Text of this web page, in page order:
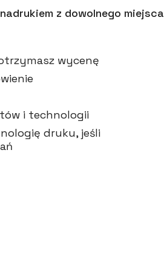
z dowolnego miejsca
wycenę
i technologii
druku, jeśli